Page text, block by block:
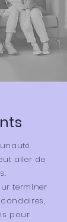
aller de
terminer
pour